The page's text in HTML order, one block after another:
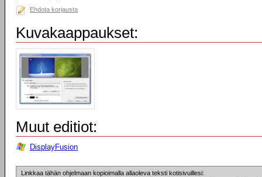
Ehdota korjausta
Kuvakaappaukset:
Muut editiot:
DisplayFusion
Linkkaa tähän ohjelmaan kopioimalla allaoleva teksti kotisivuillesi: